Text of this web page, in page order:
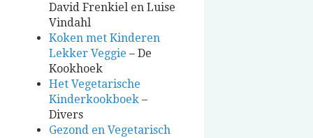
David Frenkiel en Luise
Vindahl
Koken met Kinderen
Lekker Veggie – De
Kookhoek
Het Vegetarische
Kinderkookboek –
Divers
Gezond en Vegetarisch